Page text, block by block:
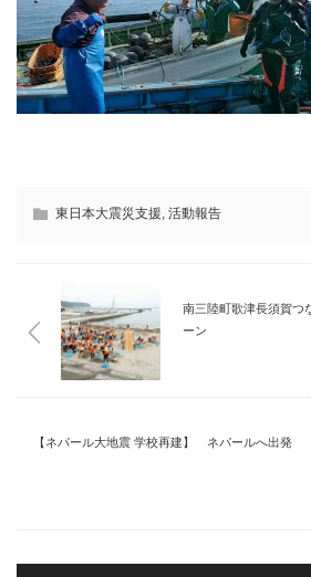
東日本大震災支援, 活動報告
南三陸町歌津長須賀
ーン
【ネパール大地震 学校再建】 ネパールへ出発